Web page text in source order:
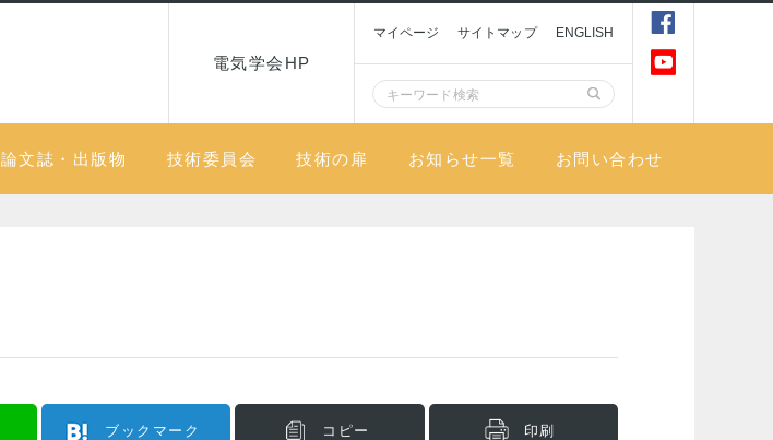
電気学会HP
マイページ サイトマップ ENGLISH
論文誌・出版物 技術委員会 技術の扉 お知らせ一覧 お問い合わせ
ブックマーク コピー 印刷